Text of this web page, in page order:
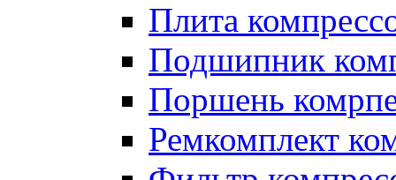
Плита
Подшипник
Поршень
Ремкомплект